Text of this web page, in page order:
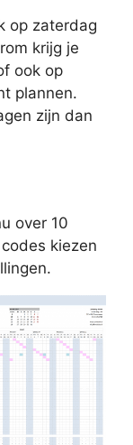
op zaterdag
krijg je
ook op
plannen.
zijn dan
over 10
kiezen